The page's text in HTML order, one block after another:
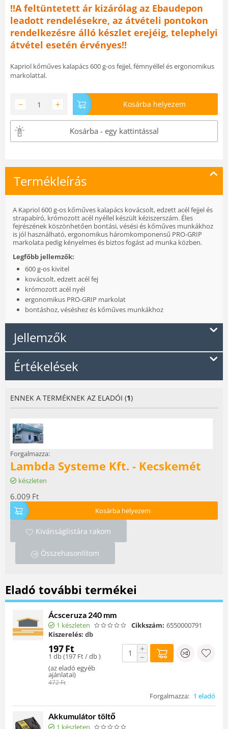
!!A feltüntetett ár kizárólag az Ebaudepon
leadott rendelésekre, az átvételi pontokon
rendelkezésre álló készlet erejéig, telephelyi
átvétel esetén érvényes!!
Kapriol kőműves kalapács 600 g-os fejjel, fémnyéllel és ergonomikus
markolattal.
+
− Kosárba helyezem
Kosárba - egy kattintással
Termékleírás
A Kapriol 600 g-os kőműves kalapács kovácsolt, edzett acél fejjel és
strapabíró, krómozott acél nyéllel készült kéziszerszám. Éles
fejrészének köszönhetően bontási, vésési és kőműves munkákhoz
is jól használható, ergonomikus háromkomponensű PRO-GRIP
markolata pedig kényelmes és biztos fogást ad munka közben.
Legfőbb jellemzők:
600 g-os kivitel
kovácsolt, edzett acél fej
krómozott acél nyél
ergonomikus PRO-GRIP markolat
bontáshoz, véséshez és kőműves munkákhoz
Jellemzők
Értékelések
ENNEK A TERMÉKNEK AZ ELADÓI (1)
Forgalmazza:
Lambda Systeme Kft. - Kecskemét
készleten
6.009 Ft
Kosárba helyezem
Kivánságlistára rakom
Összehasonlítom
Eladó további termékei
Ácsceruza 240 mm
1 készleten Cikkszám: 6550000791
Kiszerelés: db
197Ft
1 db (197 Ft/ db )
(az eladó egyéb
ajánlatai)
472Ft
+
−
Forgalmazza: 1 eladó
Akkumulátor töltő
1 készleten